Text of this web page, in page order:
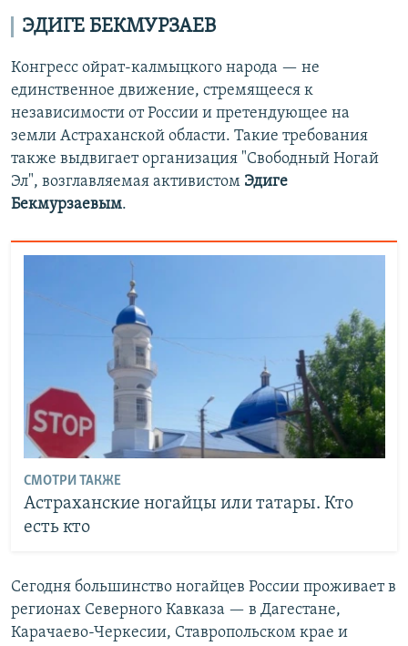
ЭДИГЕ БЕКМУРЗАЕВ
Конгресс ойрат-калмыцкого народа — не
единственное движение, стремящееся к
независимости от России и претендующее на
земли Астраханской области. Такие требования
также выдвигает организация "Свободный Ногай
Эл", возглавляемая активистом Эдиге
Бекмурзаевым.
СМОТРИ ТАКЖЕ
Астраханские ногайцы или татары. Кто
есть кто
Сегодня большинство ногайцев России проживает в
регионах Северного Кавказа — в Дагестане,
Карачаево-Черкесии, Ставропольском крае и